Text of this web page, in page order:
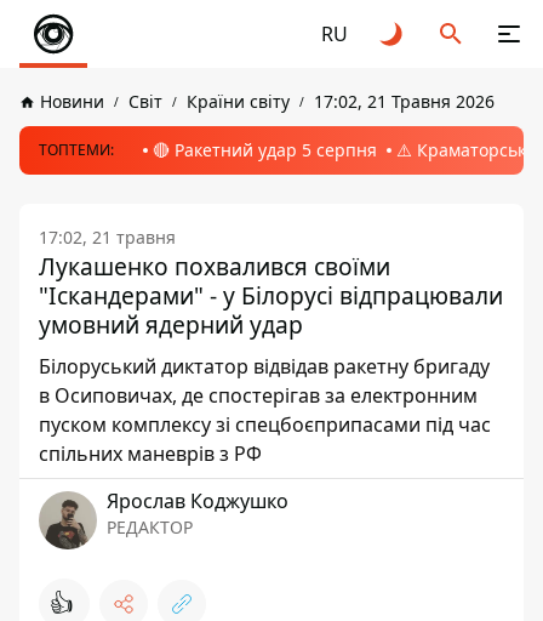
RU
Новини Світ Країни світу 17:02, 21 Травня 2026
ТОПТЕМИ: 🔴 Ракетний удар 5 серпня ⚠️ Краматорськ,
17:02, 21 травня
Лукашенко похвалився своїми
"Іскандерами" - у Білорусі відпрацювали
умовний ядерний удар
Білоруський диктатор відвідав ракетну бригаду
в Осиповичах, де спостерігав за електронним
пуском комплексу зі спецбоєприпасами під час
спільних маневрів з РФ
Ярослав Коджушко
РЕДАКТОР
👍